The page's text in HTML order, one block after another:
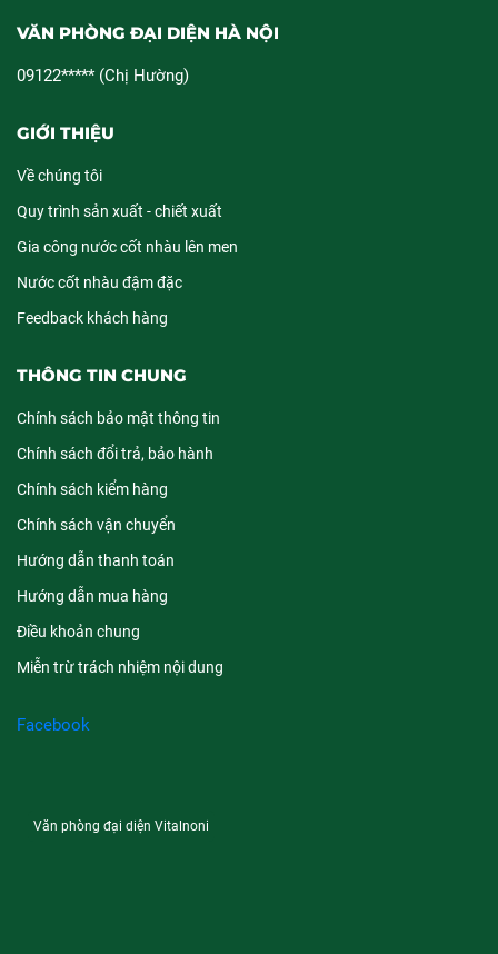
VĂN PHÒNG ĐẠI DIỆN HÀ NỘI
09122***** (Chị Hường)
GIỚI THIỆU
Về chúng tôi
Quy trình sản xuất - chiết xuất
Gia công nước cốt nhàu lên men
Nước cốt nhàu đậm đặc
Feedback khách hàng
THÔNG TIN CHUNG
Chính sách bảo mật thông tin
Chính sách đổi trả, bảo hành
Chính sách kiểm hàng
Chính sách vận chuyển
Hướng dẫn thanh toán
Hướng dẫn mua hàng
Điều khoản chung
Miễn trừ trách nhiệm nội dung
Facebook
Văn phòng đại diện Vitalnoni